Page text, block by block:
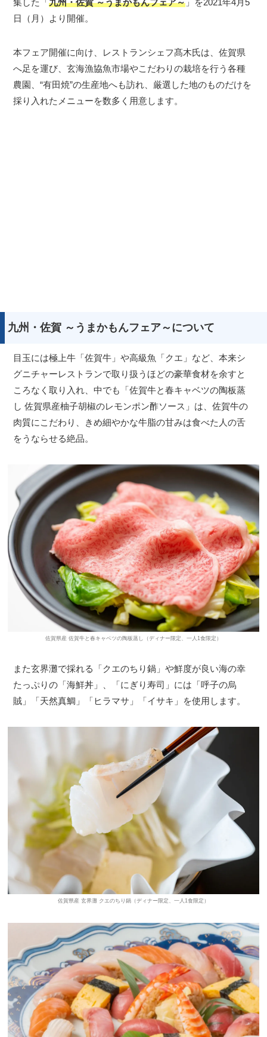
日（月）より開催。
本フェア開催に向け、レストランシェフ髙木氏は、佐賀県
へ足を運び、玄海漁協魚市場やこだわりの栽培を行う各種
農園、“有田焼”の生産地へも訪れ、厳選した地のものだけを
採り入れたメニューを数多く用意します。
九州・佐賀 ～うまかもんフェア～について
目玉には極上牛「佐賀牛」や高級魚「クエ」など、本来シ
グニチャーレストランで取り扱うほどの豪華食材を余すと
ころなく取り入れ、中でも「佐賀牛と春キャベツの陶板蒸
し 佐賀県産柚子胡椒のレモンポン酢ソース」は、佐賀牛の
肉質にこだわり、きめ細やかな牛脂の甘みは食べた人の舌
をうならせる絶品。
佐賀県産 佐賀牛と春キャベツの陶板蒸し（ディナー限定、一人1食限定）
また玄界灘で採れる「クエのちり鍋」や鮮度が良い海の幸
たっぷりの「海鮮丼」、「にぎり寿司」には「呼子の烏
賊」「天然真鯛」「ヒラマサ」「イサキ」を使用します。
佐賀県産 玄界灘 クエのちり鍋（ディナー限定、一人1食限定）